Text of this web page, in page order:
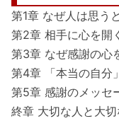
第1章 なぜ人は思う
第2章 相手に心を開
第3章 なぜ感謝の心
第4章 「本当の自分
第5章 感謝のメッセ
終章 大切な人と大